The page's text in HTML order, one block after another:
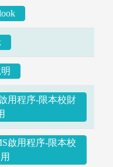
用程序-限本校財
啟用程序-限本校